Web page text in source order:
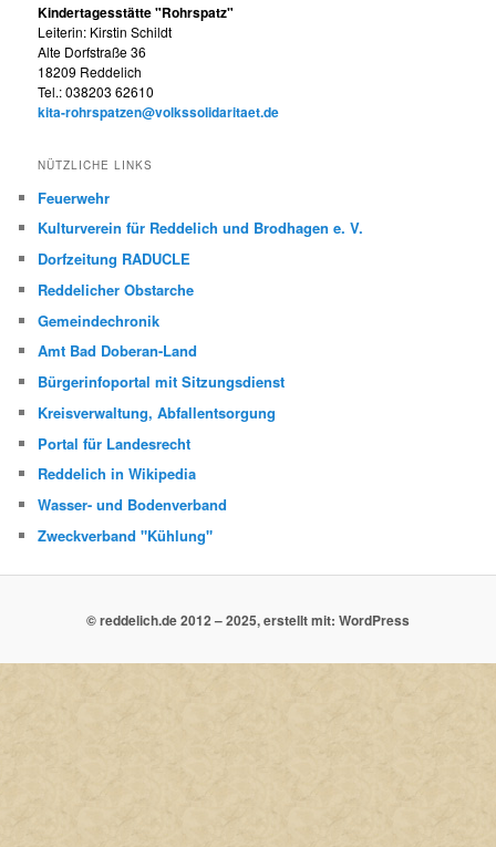
Kindertagesstätte "Rohrspatz"
Leiterin: Kirstin Schildt
Alte Dorfstraße 36
18209 Reddelich
Tel.: 038203 62610
kita-rohrspatzen@volkssolidaritaet.de
NÜTZLICHE LINKS
Feuerwehr
Kulturverein für Reddelich und Brodhagen e. V.
Dorfzeitung RADUCLE
Reddelicher Obstarche
Gemeindechronik
Amt Bad Doberan-Land
Bürgerinfoportal mit Sitzungsdienst
Kreisverwaltung, Abfallentsorgung
Portal für Landesrecht
Reddelich in Wikipedia
Wasser- und Bodenverband
Zweckverband "Kühlung"
© reddelich.de 2012 – 2025, erstellt mit: WordPress